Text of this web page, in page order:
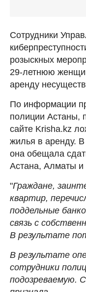
Сотрудники
розыскных
29-летнюю
аренду
По информации
полиции Астаны,
сайте Krisha.kz
жилья в аренду.
она обещала
Астана, Алматы и
"Граждане,
квартир,
поддельные
связь с
В результате
В результате
сотрудники
подозреваемую.